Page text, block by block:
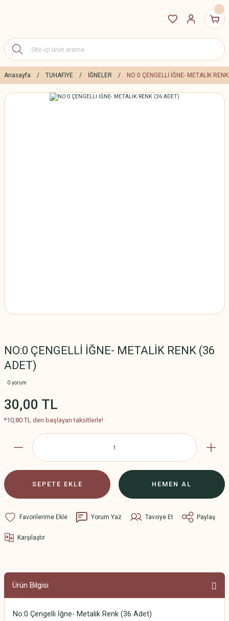
Anasayfa TUHAFİYE İĞNELER NO:0 ÇENGELLİ İĞNE- METALİK
NO:0 ÇENGELLİ İĞNE- METALİK RENK (36
ADET)
0 yorum
30,00 TL
*10,80 TL den başlayan taksitlerle!
SEPETE EKLE HEMEN AL
Yorum Yaz Tavsiye Et Paylaş
Karşılaştır
Ürün Bilgisi
No:0 Çengelli İğne- Metalik Renk (36 Adet)